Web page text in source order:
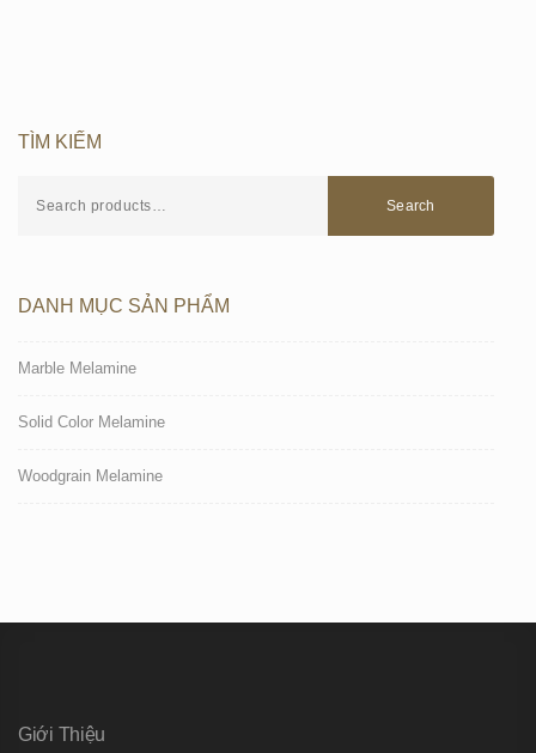
TÌM KIẾM
Search
DANH MỤC SẢN PHẨM
Marble Melamine
Solid Color Melamine
Woodgrain Melamine
Giới Thiệu